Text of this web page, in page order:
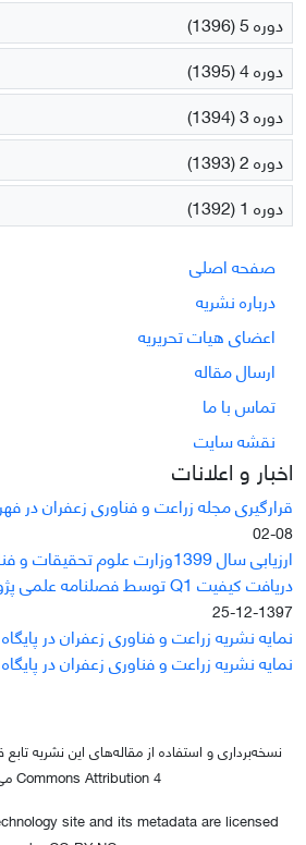
دوره 5 (1396)
دوره 4 (1395)
دوره 3 (1394)
دوره 2 (1393)
دوره 1 (1392)
صفحه اصلی
درباره نشریه
اعضای هیات تحریریه
ارسال مقاله
تماس با ما
نقشه سایت
اخبار و اعلانات
قرارگیری مجله زراعت و فناوری زعفران در
08-02
ارزیابی سال 1399وزارت علوم تحقیقات و فناوری
دریافت کیفیت Q1 توسط فصلنامه علمی پژوهشی زراعت و فناوری ...
1397-12-25
نمایه نشریه زراعت و فناوری زعفران در
نمایه نشریه زراعت و فناوری زعفران در
Commons Attribution 4 می‌باشد.
site and its metadata are licensed